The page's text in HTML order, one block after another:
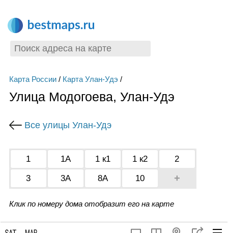
Карта России/ Карта Улан-Удэ /
Улица Модогоева, Улан-Удэ
Все улицы Улан-Удэ
1 1А 1 к1 1 к2
2
3
3А 8А 10 +
Клик по номеру дома отобразит его на карте